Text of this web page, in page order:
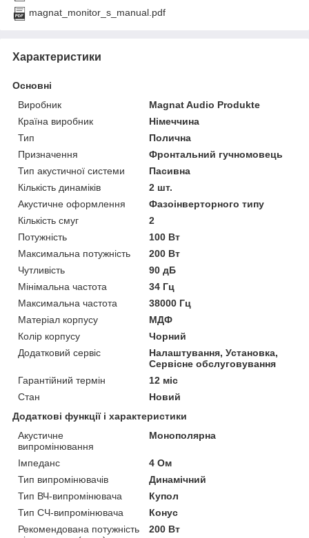
magnat_monitor_s_manual.pdf
Характеристики
Основні
Виробник
Magnat Audio Produkte
Країна виробник
Німеччина
Тип
Полична
Призначення
Фронтальний гучномовець
Тип акустичної системи
Пасивна
Кількість динаміків
2 шт.
Акустичне оформлення
Фазоінверторного типу
Кількість смуг
2
Потужність
100 Вт
Максимальна потужність
200 Вт
Чутливість
90 дБ
Мінімальна частота
34 Гц
Максимальна частота
38000 Гц
Матеріал корпусу
МДФ
Колір корпусу
Чорний
Додатковий сервіс
Налаштування, Установка,
Сервісне обслуговування
Гарантійний термін
12 міс
Стан
Новий
Додаткові функції і характеристики
Акустичне
випромінювання
Монополярна
Імпеданс
4 Ом
Тип випромінювачів
Динамічний
Тип ВЧ-випромінювача
Купол
Тип СЧ-випромінювача
Конус
Рекомендована потужність
200 Вт